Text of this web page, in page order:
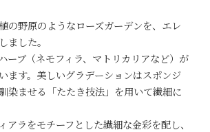
の野原のようなローズガーデンを、エレ
ました。
ーブ（ネモフィラ、マトリカリアなど）が
ます。美しいグラデーションはスポンジ
染ませる「たたき技法」を用いて繊細に
アラをモチーフとした繊細な金彩を配し、